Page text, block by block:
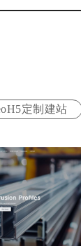
定制建站